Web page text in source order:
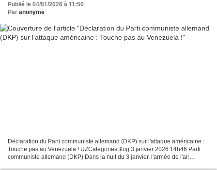
Publié le 04/01/2026 à 11:50
Par anonyme
Déclaration du Parti communiste allemand (DKP) sur l'attaque américaine :
Touche pas au Venezuela ! UZCategoriesBlog 3 janvier 2026 14h46 Parti
communiste allemand (DKP) Dans la nuit du 3 janvier, l'armée de l'air